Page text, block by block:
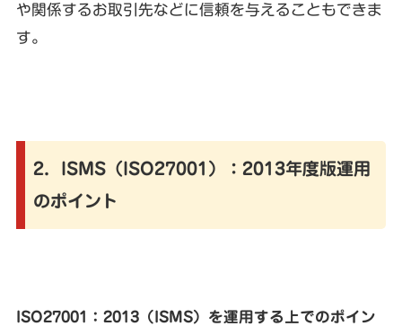
や関係するお取引先などに信頼を与えることもできま
す。
2．ISMS（ISO27001）：2013年度版運用
のポイント
ISO27001： 2013（ISMS） を運用する上でのポイン